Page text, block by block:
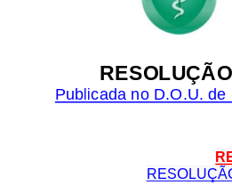
Publicada no D.O.U. de